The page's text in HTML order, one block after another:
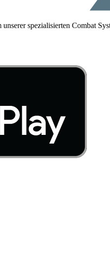
spezialisierten Combat